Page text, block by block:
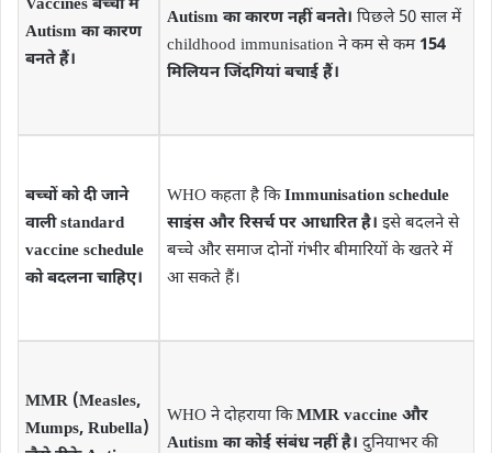
Vaccines बच्चों में
Autism का कारण
बनते हैं।
Autism का कारण नहीं बनते। पिछले 50 साल में
childhood immunisation ने कम से कम 154
मिलियन जिंदगियां बचाई हैं।
बच्चों को दी जाने
वाली standard
vaccine schedule
को बदलना चाहिए।
WHO कहता है किImmunisation schedule
साइंस और रिसर्च पर आधारित है। इसे बदलने से
बच्चे और समाज दोनों गंभीर बीमारियों के खतरे में
आ सकते हैं।
MMR (Measles,
Mumps, Rubella)
WHO ने दोहराया किMMR vaccine और
Autism का कोई संबंध नहीं है। दुनियाभर की